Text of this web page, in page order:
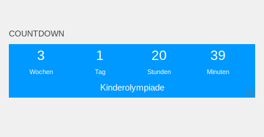
COUNTDOWN
3
Wochen
1
Tag
20
Stunden
39
Minuten
Kinderolympiade
i